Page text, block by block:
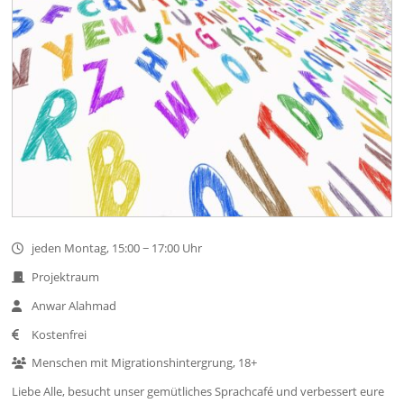
jeden Montag, 15:00 − 17:00 Uhr
Projektraum
Anwar Alahmad
Kostenfrei
Menschen mit Migrationshintergrung, 18+
Liebe Alle, besucht unser gemütliches Sprachcafé und verbessert eure